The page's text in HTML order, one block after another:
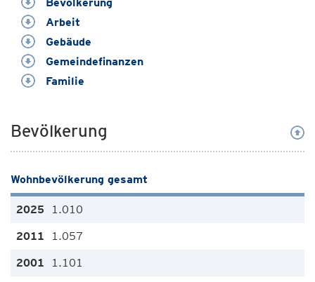
Arbeit
Gebäude
Gemeindefinanzen
Familie
Bevölkerung
Wohnbevölkerung gesamt
1.010
1.057
1.101